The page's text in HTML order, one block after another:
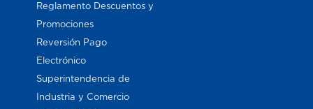
Reglamento Descuentos y
Promociones
Reversión Pago
Electrónico
Superintendencia de
Industria y Comercio